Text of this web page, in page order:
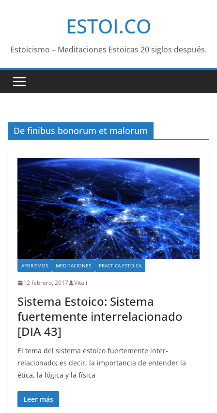
ESTOI.CO
Estoicismo – Meditaciones Estoicas 20 siglos después.
De finibus bonorum et malorum
AFORISMOS MEDITACIONES PRACTICA ESTOICA
12 febrero, 2017 Vitali
Sistema Estoico: Sistema
fuertemente interrelacionado
[DIA 43]
El tema del sistema estoico fuertemente inter-
relacionado; es decir, la importancia de entender la
ética, la lógica y la física
Leer más